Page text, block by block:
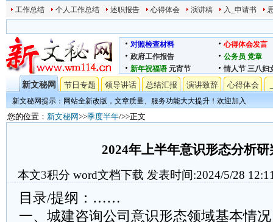
工作总结 个人工作总结 述职报告 心得体会 演讲稿 入_申请书
对照检查材料
心得体会发言
政府工作报告
公务员 党章
新年祝福语 元宵节 情人节 三八妇
新文秘网 节日专题 领导讲话 总结汇报 演讲致辞 心得体会
新文秘网提示：网站全新改版，文章质量、服务功能大大提升！欢迎加入
您的位置： 新文秘网>>季度半年/>>正文
2024年上半年意识形态分析研
本文3积分 word文档下载 发表时间:2024/5/28
目录/提纲：……
一、城建咨询公司意识形态领域基本情况